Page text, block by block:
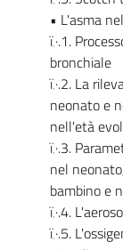
• L'asma
ï‚·.1.
bronchiale
ï‚·.2. La
neonato e
nell'età
ï‚·.3.
nel
bambino e
ï‚·.4.
ï‚·.5.